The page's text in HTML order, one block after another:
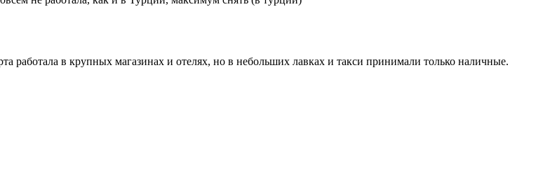
работала в крупных магазинах и отелях, но в небольших лавках и такси принимали только наличные.